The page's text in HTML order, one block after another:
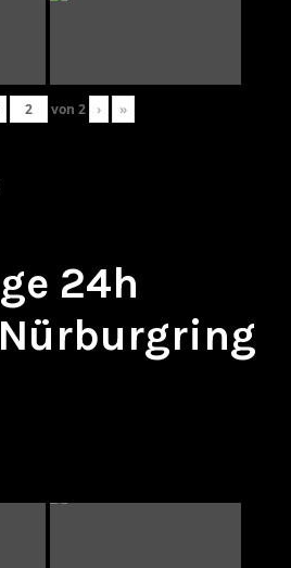
von 2 › »
24h